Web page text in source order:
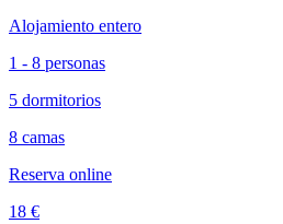
Alojamiento entero
1 - 8 personas
5 dormitorios
8 camas
Reserva online
18 €